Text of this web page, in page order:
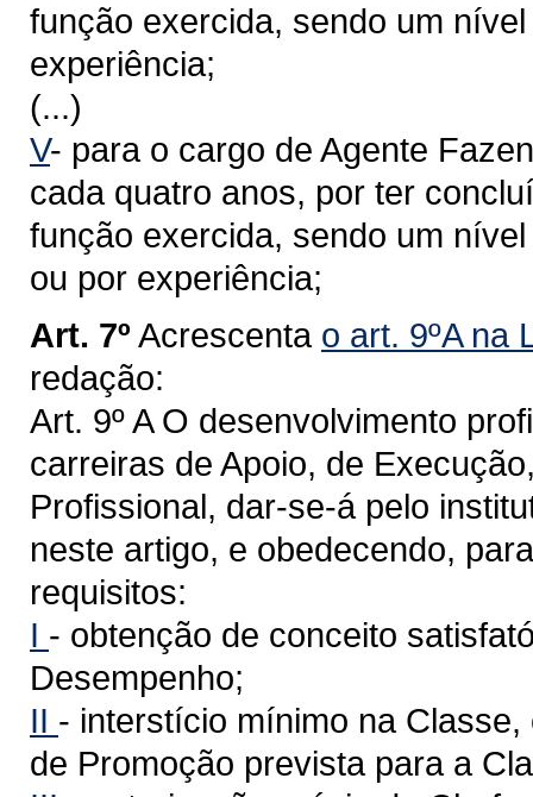
função exercida, sendo um
experiência;
(...)
V- para o cargo de Agente
cada quatro anos, por ter
função exercida, sendo um
ou por experiência;
Art. 7º Acrescenta o art. 9ºA na
redação:
Art. 9º A O desenvolvimento
carreiras de Apoio, de
Profissional, dar-se-á pelo
neste artigo, e obedecendo,
requisitos:
I - obtenção de conceito
Desempenho;
II - interstício mínimo na
de Promoção prevista para a